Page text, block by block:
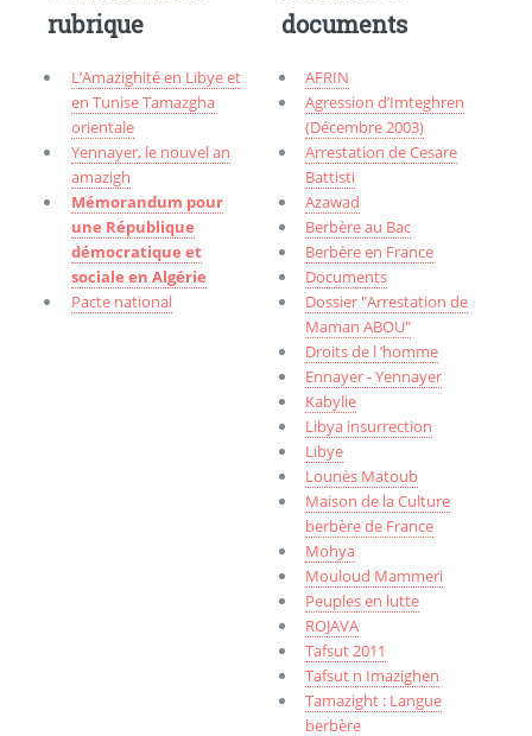
rubrique
L’Amazighité en Libye et
en Tunise Tamazgha
orientale
Yennayer, le nouvel an
amazigh
Mémorandum pour
une République
démocratique et
sociale en Algérie
Pacte national
documents
AFRIN
Agression d’Imteghren
(Décembre 2003)
Arrestation de Cesare
Battisti
Azawad
Berbère au Bac
Berbère en France
Documents
Dossier "Arrestation de
Maman ABOU"
Droits de l ’homme
Ennayer - Yennayer
Kabylie
Libya insurrection
Libye
Lounès Matoub
Maison de la Culture
berbère de France
Mohya
Mouloud Mammeri
Peuples en lutte
ROJAVA
Tafsut 2011
Tafsut n Imazighen
Tamazight : Langue
berbère